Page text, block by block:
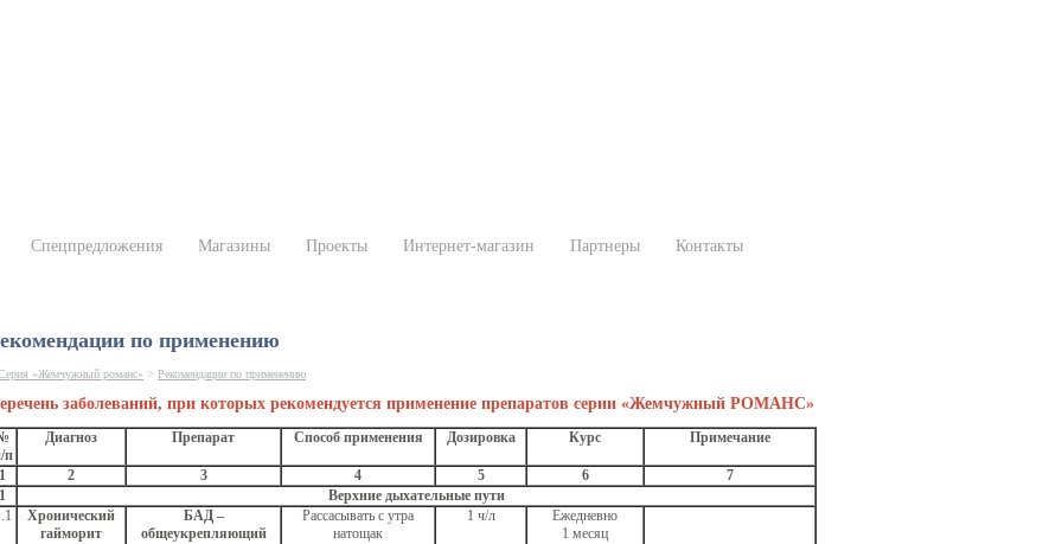
Спецпредложения Магазины Проекты Интернет-магазин Партнеры Контакты
по применению
«Жемчужный романс» > Рекомендации по применению
заболеваний, при которых рекомендуется применение препаратов серии «Жемчужный РОМАНС»
п
Диагноз Препарат Способ применения Дозировка Курс Примечание
1 2 3 4 5 6
7
1
Верхние дыхательные пути
Хронический
гайморит
БАД –
общеукрепляющий
Рассасывать с утра
натощак
1 ч/л
Ежедневно
1 месяц